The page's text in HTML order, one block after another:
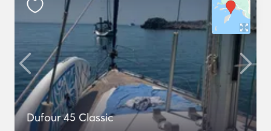
Dufour 45 Classic